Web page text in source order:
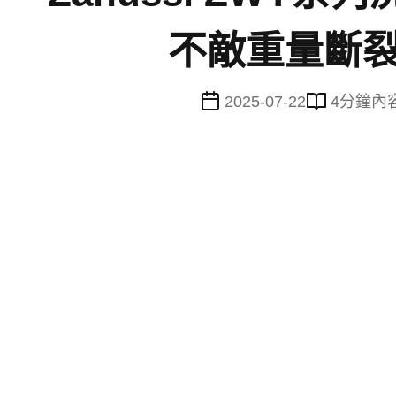
不敵重量斷
2025-07-22 4分鐘內